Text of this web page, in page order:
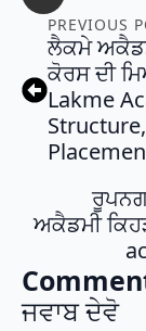
PREVIOUS
ਲੈਕਮੇ
ਕੋਰਸ ਦੀ
Lakme
ਅਕੈਡਮੀ
ਜਵਾਬ ਦੇਵੋ